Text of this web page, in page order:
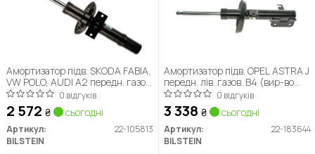
Амортизатор підв. SKODA FABIA,
VW POLO, AUDI A2 передн. газов.
B4 (вир-во Bilstein)
0 відгуків
2 572 ₴ сьогодні
Артикул:
22-105813
BILSTEIN
Амортизатор підв. OPEL ASTRA J
передн. лів. газов. B4 (вир-во
Bilstein) 22-183644
0 відгуків
3 338 ₴ сьогодні
Артикул:
22-183644
BILSTEIN